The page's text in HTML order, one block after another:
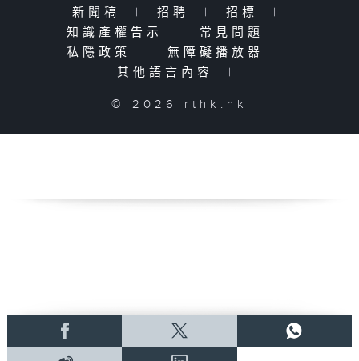
新聞稿 | 招聘 | 招標
|
知識產權告示
| 常見問題
|
私隱政策
| 無障礙播放器
|
其他語言內容
|
© 2026 rthk.hk